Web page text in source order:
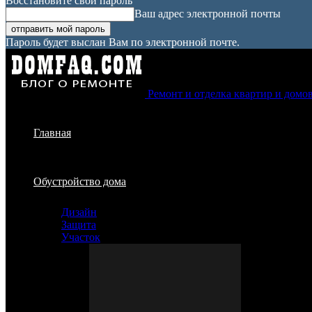
Ваш адрес электронной почты
Пароль будет выслан Вам по электронной почте.
Ремонт и отделка квартир и
Главная
Обустройство дома
Дизайн
Защита
Участок